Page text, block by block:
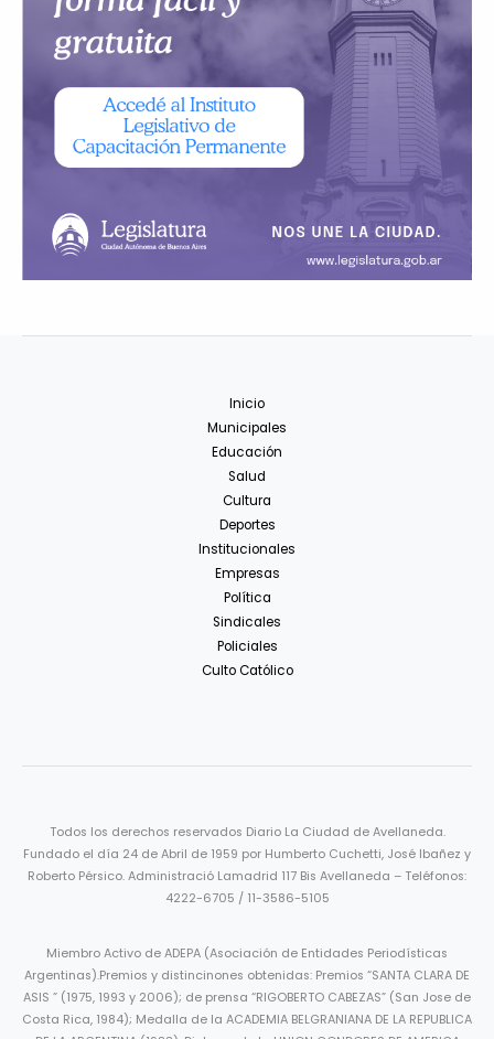
Inicio
Municipales
Educación
Salud
Cultura
Deportes
Institucionales
Empresas
Política
Sindicales
Policiales
Culto Católico
Todos los derechos reservados Diario La Ciudad de Avellaneda.
Fundado el día 24 de Abril de 1959 por Humberto Cuchetti, José Ibañez y
Roberto Pérsico. Administració Lamadrid 117 Bis Avellaneda – Teléfonos:
4222-6705 / 11-3586-5105
Miembro Activo de ADEPA (Asociación de Entidades Periodísticas
Argentinas).Premios y distincinones obtenidas: Premios “SANTA CLARA DE
ASIS ” (1975, 1993 y 2006); de prensa “RIGOBERTO CABEZAS” (San Jose de
Costa Rica, 1984); Medalla de la ACADEMIA BELGRANIANA DE LA REPUBLICA